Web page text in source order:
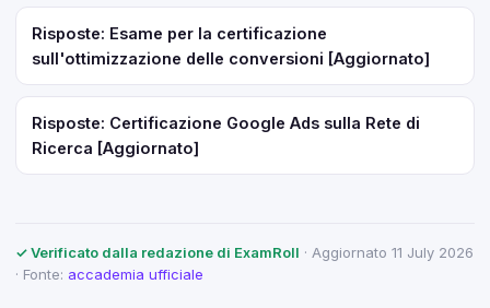
Risposte: Esame per la certificazione
sull'ottimizzazione delle conversioni [Aggiornato]
Risposte: Certificazione Google Ads sulla Rete di
Ricerca [Aggiornato]
✓ Verificato dalla redazione di ExamRoll · Aggiornato 11 July 2026
· Fonte: accademia ufficiale